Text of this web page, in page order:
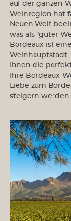
auf der ganzen
Weinregion hat
Neuen Welt
was als "guter
Bordeaux ist
Ihnen die
Ihre Bordeaux-
Liebe zum
steigern werden.